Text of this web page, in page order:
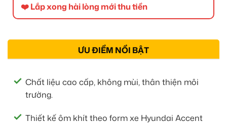
❤️ Lắp xong hài lòng mới thu tiền
ƯU ĐIỂM NỔI BẬT
Chất liệu cao cấp, không mùi, thân thiện môi
trường.
Thiết kế ôm khít theo form xe Hyundai Accent